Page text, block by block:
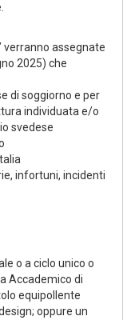
verranno assegnate
2025) che
di soggiorno e per
individuata e/o
svedese
infortuni, incidenti
o a ciclo unico o
Accademico di
equipollente
oppure un